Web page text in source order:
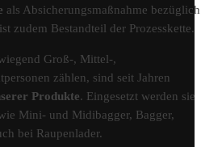
als Absicherungsmaßnahme bezüglich
zudem Bestandteil der Prozesskette.
Groß-, Mittel-,
zählen, sind seit Jahren
Produkte. Eingesetzt werden sie
Mini- und Midibagger, Bagger,
bei Raupenlader.